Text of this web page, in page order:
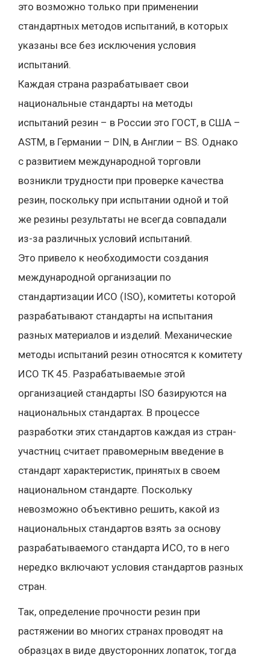
это возможно только при применении
стандартных методов испытаний, в которых
указаны все без исключения условия
испытаний.
Каждая страна разрабатывает свои
национальные стандарты на методы
испытаний резин – в России это ГОСТ, в США –
ASTM, в Германии – DIN, в Англии – BS. Однако
с развитием международной торговли
возникли трудности при проверке качества
резин, поскольку при испытании одной и той
же резины результаты не всегда совпадали
из-за различных условий испытаний.
Это привело к необходимости создания
международной организации по
стандартизации ИСО (ISO), комитеты которой
разрабатывают стандарты на испытания
разных материалов и изделий. Механические
методы испытаний резин относятся к комитету
ИСО ТК 45. Разрабатываемые этой
организацией стандарты ISO базируются на
национальных стандартах. В процессе
разработки этих стандартов каждая из стран-
участниц считает правомерным введение в
стандарт характеристик, принятых в своем
национальном стандарте. Поскольку
невозможно объективно решить, какой из
национальных стандартов взять за основу
разрабатываемого стандарта ИСО, то в него
нередко включают условия стандартов разных
стран.
Так, определение прочности резин при
растяжении во многих странах проводят на
образцах в виде двусторонних лопаток, тогда